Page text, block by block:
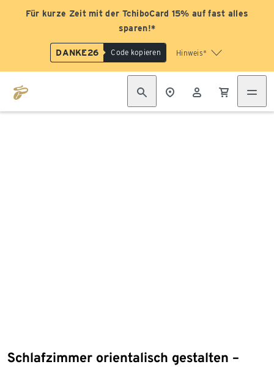
Für kurze Zeit mit der TchiboCard 15% auf fast alles
sparen!*
DANKE26 Code kopieren Hinweis*
Schlafzimmer orientalisch gestalten –